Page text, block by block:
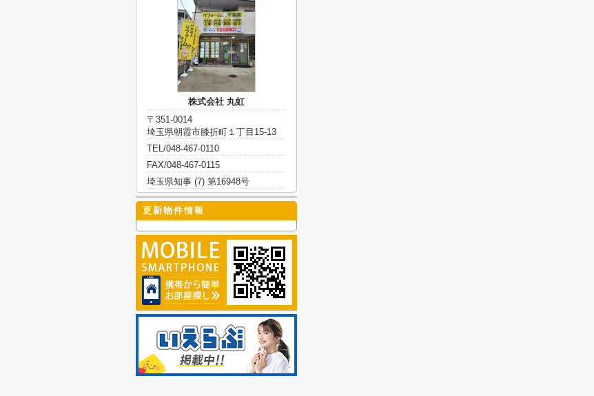
株式会社 丸虹
〒351-0014
埼玉県朝霞市膝折町１丁目15-13
TEL/048-467-0110
FAX/048-467-0115
埼玉県知事 (7) 第16948号
更新物件情報